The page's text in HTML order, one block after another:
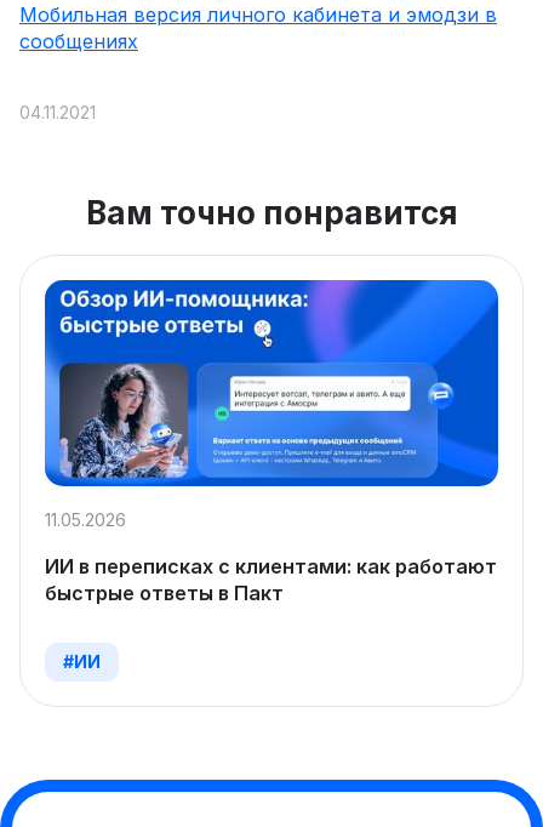
Мобильная версия личного кабинета и эмодзи в
сообщениях
04.11.2021
Вам точно понравится
#ИИ
11.05.2026
ИИ в переписках с клиентами: как работают
быстрые ответы в Пакт